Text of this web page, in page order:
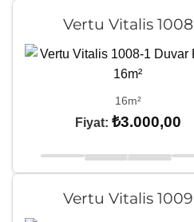
Vertu Vitalis 1008
16m²
Fiyat: ₺3.000,00
Vertu Vitalis 1009